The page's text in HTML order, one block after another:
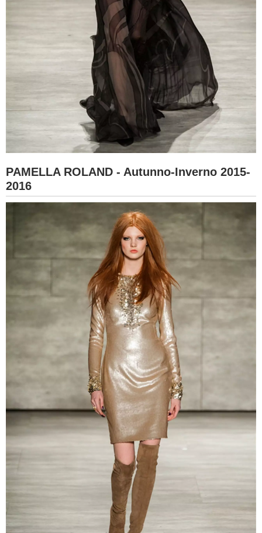
PAMELLA ROLAND - Autunno-Inverno 2015-
2016